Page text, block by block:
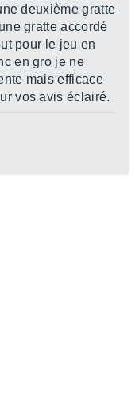
deuxième gratte
gratte accordé
pour le jeu en
en gro je ne
mais efficace
vos avis éclairé.